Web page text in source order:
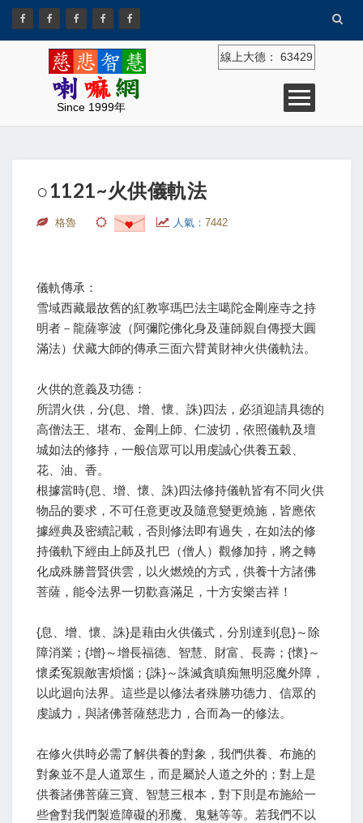
Since 1999年
線上大德： 63429
○1121~火供儀軌法
格魯 人氣： 7442
儀軌傳承：
雪域西藏最故舊的紅教寧瑪巴法主噶陀金剛座寺之持
明者－龍薩寧波（阿彌陀佛化身及蓮師親自傳授大圓
滿法）伏藏大師的傳承三面六臂黃財神火供儀軌法。
火供的意義及功德：
所謂火供，分(息、增、懷、誅)四法，必須迎請具德的
高僧法王、堪布、金剛上師、仁波切，依照儀軌及壇
城如法的修持，一般信眾可以用虔誠心供養五穀、
花、油、香。
根據當時(息、增、懷、誅)四法修持儀軌皆有不同火供
物品的要求，不可任意更改及隨意變更燒施，皆應依
據經典及密續記載，否則修法即有過失，在如法的修
持儀軌下經由上師及扎巴（僧人）觀修加持，將之轉
化成殊勝普賢供雲，以火燃燒的方式，供養十方諸佛
菩薩，能令法界一切歡喜滿足，十方安樂吉祥！
{息、增、懷、誅}是藉由火供儀式，分別達到{息}～除
障消業；{增}～增長福德、智慧、財富、長壽；{懷}～
懷柔冤親敵害煩惱；{誅}～誅滅貪瞋痴無明惡魔外障，
以此迴向法界。這些是以修法者殊勝功德力、信眾的
虔誠力，與諸佛菩薩慈悲力，合而為一的修法。
在修火供時必需了解供養的對象，我們供養、布施的
對象並不是人道眾生，而是屬於人道之外的；對上是
供養諸佛菩薩三寶、智慧三根本，對下則是布施給一
些會對我們製造障礙的邪魔、鬼魅等等。若我們不以